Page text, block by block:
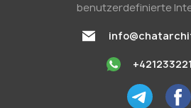
benutzerdefinierte